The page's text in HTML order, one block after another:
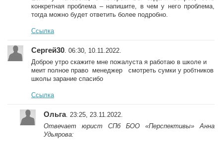
конкретная проблема – напишите, в чем у него проблема,
тогда можно будет ответить более подробно.
Ссылка
Сергей30 . 06:30, 10.11.2022.
Доброе утро скажите мне пожалуста я работаю в школе и
меит полное право менеджер смотреть сумки у робтников
школы зарание спасибо
Ссылка
Ольга. 23:25, 23.11.2022.
Отвечает юрист СПб БОО «Перспективы» Анна
Удьярова: